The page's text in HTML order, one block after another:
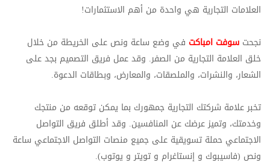
العلامات التجارية هي واحدة من أهم الاستثمارات!
نجحت سوفت امباكت في وضع ساعة ونص على الخريطة من خلال
خلق العلامة التجارية من الصفر. وقد عمل فريق التصميم بجد على
الشعار، والنشرات، والملصقات، والمعارض، وبطاقات الدعوة.
تخبر علامة شركتك التجارية جمهورك بما يمكن توقعه من منتجك
وخدمتك، وتميز عرضك عن المنافسين. وقد أطلق فريق التواصل
الاجتماعي حملة تسويقية على جميع منصات التواصل الاجتماعي ساعة
ونص (فاسيبوك و إنستاغرام و تويتر و يوتوب).